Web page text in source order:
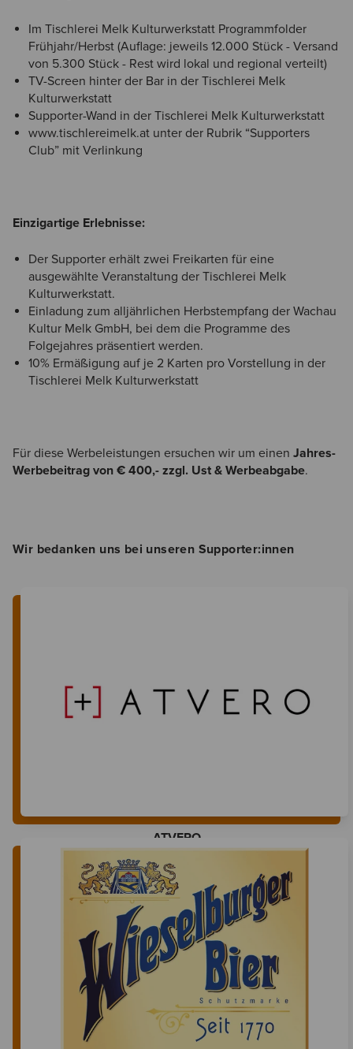
Im Tischlerei Melk Kulturwerkstatt Programmfolder
Frühjahr/Herbst (Auflage: jeweils 12.000 Stück - Versand
von 5.300 Stück - Rest wird lokal und regional verteilt)
TV-Screen hinter der Bar in der Tischlerei Melk
Kulturwerkstatt
Supporter-Wand in der Tischlerei Melk Kulturwerkstatt
www.tischlereimelk.at unter der Rubrik “Supporters
Club” mit Verlinkung
Einzigartige Erlebnisse:
Der Supporter erhält zwei Freikarten für eine
ausgewählte Veranstaltung der Tischlerei Melk
Kulturwerkstatt.
Einladung zum alljährlichen Herbstempfang der Wachau
Kultur Melk GmbH, bei dem die Programme des
Folgejahres präsentiert werden.
10% Ermäßigung auf je 2 Karten pro Vorstellung in der
Tischlerei Melk Kulturwerkstatt
Für diese Werbeleistungen ersuchen wir um einen Jahres-
Werbebeitrag von € 400,- zzgl. Ust & Werbeabgabe.
Wir bedanken uns bei unseren Supporter:innen
ATVERO